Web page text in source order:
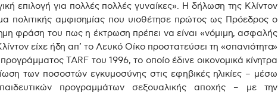
επιλογή για πολλές πολλές γυναίκες». Η δήλωση της Κλίντον
πολιτικής αμφισημίας που υιοθέτησε πρώτος ως Πρόεδρος ο
φράση του πως η έκτρωση πρέπει να είναι «νόμιμη, ασφαλής
είχε ήδη απ’ το Λευκό Οίκο προστατεύσει τη «σπανιότητα»
TARF του 1996, το οποίο έδινε οικονομικά κίνητρα
των ποσοστών εγκυμοσύνης στις εφηβικές ηλικίες – μέσω
προγραμμάτων σεξουαλικής αποχής – με την